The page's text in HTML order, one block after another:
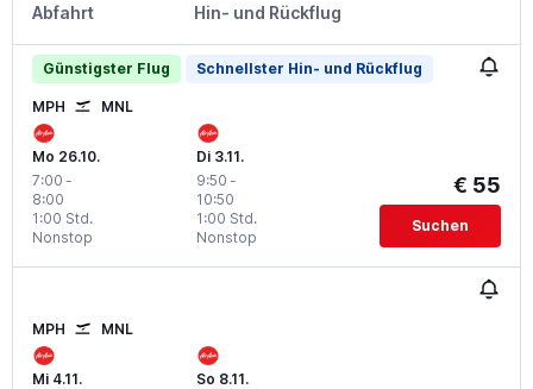
Abfahrt Hin- und Rückflug
Günstigster Flug Schnellster Hin- und Rückflug
MPH MNL
Mo 26.10.
7:00 -
8:00
Nonstop
1:00 Std.
Di 3.11.
9:50 -
10:50
Nonstop
1:00 Std.
€ 55
Suchen
MPH MNL
Mi 4.11.
So 8.11.